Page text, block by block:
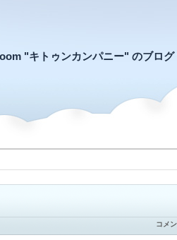
"キトゥンカンパニー" のブログ
和
知
コメ